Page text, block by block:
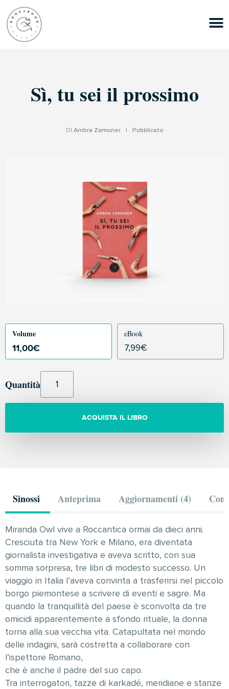
Sì, tu sei il prossimo
DI Ambra Zamuner Pubblicato
Volume
11,00€
eBook
7,99€
Quantità
ACQUISTA IL LIBRO
Sinossi Anteprima Aggiornamenti (4)
Miranda Owl vive a Roccantica ormai da dieci anni.
Cresciuta tra New York e Milano, era diventata
giornalista investigativa e aveva scritto, con sua
somma sorpresa, tre libri di modesto successo. Un
viaggio in Italia l’aveva convinta a trasferirsi nel piccolo
borgo piemontese a scrivere di eventi e sagre. Ma
quando la tranquillità del paese è sconvolta da tre
omicidi apparentemente a sfondo rituale, la donna
torna alla sua vecchia vita. Catapultata nel mondo
delle indagini, sarà costretta a collaborare con
l’ispettore Romano,
che è anche il padre del suo capo.
Tra interrogatori, tazze di karkadé, meridiane e stanze